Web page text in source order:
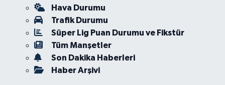
Hava Durumu
Trafik Durumu
Süper Lig Puan Durumu ve Fikstür
Tüm Manşetler
Son Dakika Haberleri
Haber Arşivi